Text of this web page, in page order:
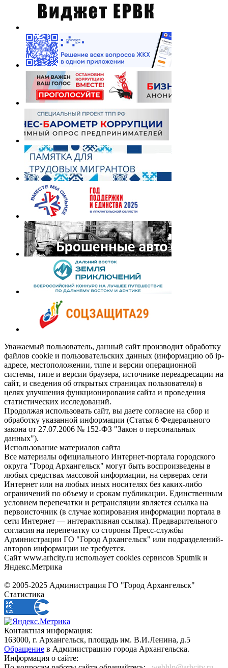
Уважаемый пользователь, данный сайт производит обработку
файлов cookie и пользовательских данных (информацию об ip-
адресе, местоположении, типе и версии операционной
системы, типе и версии браузера, источнике переадресации на
сайт, и сведения об открытых страницах пользователя) в
целях улучшения функционирования сайта и проведения
статистических исследований.
Продолжая использовать сайт, вы даете согласие на сбор и
обработку указанной информации (Статья 6 Федерального
закона от 27.07.2006 № 152-ФЗ "Закон о персональных
данных").
Использование материалов сайта
Все материалы официального Интернет-портала городского
округа "Город Архангельск" могут быть воспроизведены в
любых средствах массовой информации, на серверах сети
Интернет или на любых иных носителях без каких-либо
ограничений по объему и срокам публикации. Единственным
условием перепечатки и ретрансляции является ссылка на
первоисточник (в случае копирования информации портала в
сети Интернет — интерактивная ссылка). Предварительного
согласия на перепечатку со стороны Пресс-службы
Администрации ГО "Город Архангельск" или подразделений-
авторов информации не требуется.
Сайт www.arhcity.ru использует cookies сервисов Sputnik и
Яндекс.Метрика
© 2005-2025 Администрация ГО "Город Архангельск"
Статистика
Контактная информация:
163000, г. Архангельск, площадь им. В.И.Ленина, д.5
Обращение в Администрацию города Архангельска.
Информация о сайте: